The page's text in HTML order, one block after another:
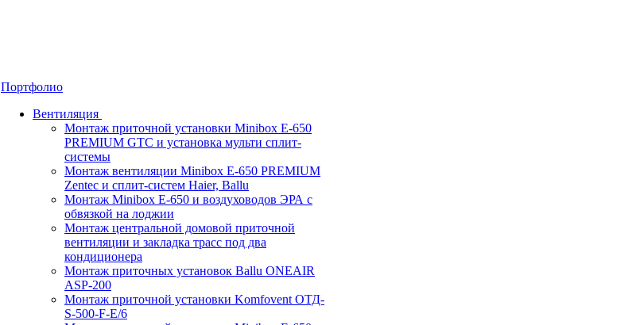
Портфолио
Вентиляция
Монтаж приточной установки Minibox E-650
PREMIUM GTC и установка мульти сплит-
системы
Монтаж вентиляции Minibox E-650 PREMIUM
Zentec и сплит-систем Haier, Ballu
Монтаж Minibox E-650 и воздуховодов ЭРА с
обвязкой на лоджии
Монтаж центральной домовой приточной
вентиляции и закладка трасс под два
кондиционера
Монтаж приточных установок Ballu ONEAIR
ASP-200
Монтаж приточной установки Komfovent ОТД-
S-500-F-E/6